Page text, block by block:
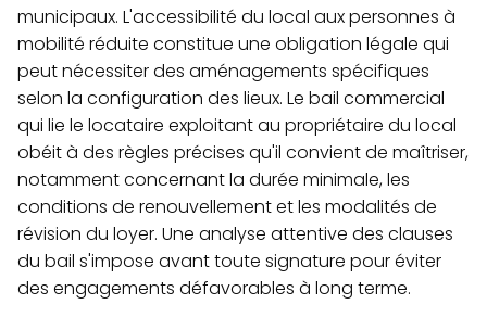
municipaux. L'accessibilité du local aux personnes à
mobilité réduite constitue une obligation légale qui
peut nécessiter des aménagements spécifiques
selon la configuration des lieux. Le bail commercial
qui lie le locataire exploitant au propriétaire du local
obéit à des règles précises qu'il convient de maîtriser,
notamment concernant la durée minimale, les
conditions de renouvellement et les modalités de
révision du loyer. Une analyse attentive des clauses
du bail s'impose avant toute signature pour éviter
des engagements défavorables à long terme.